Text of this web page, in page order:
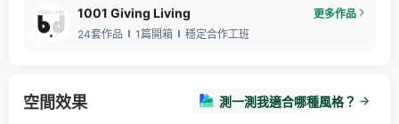
1001 Giving Living
更多作品
24套作品
1篇開箱 穩定合作工班
空間效果 測一測我適合哪種風格？